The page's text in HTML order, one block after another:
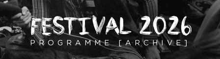
FESTIVAL 2026
PROGRAMME [ARCHIVE]